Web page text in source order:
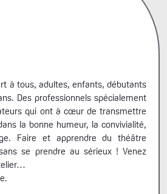
à tous, adultes, enfants, débutants
Des professionnels spécialement
qui ont à cœur de transmettre
la bonne humeur, la convivialité,
Faire et apprendre du théâtre
se prendre au sérieux ! Venez